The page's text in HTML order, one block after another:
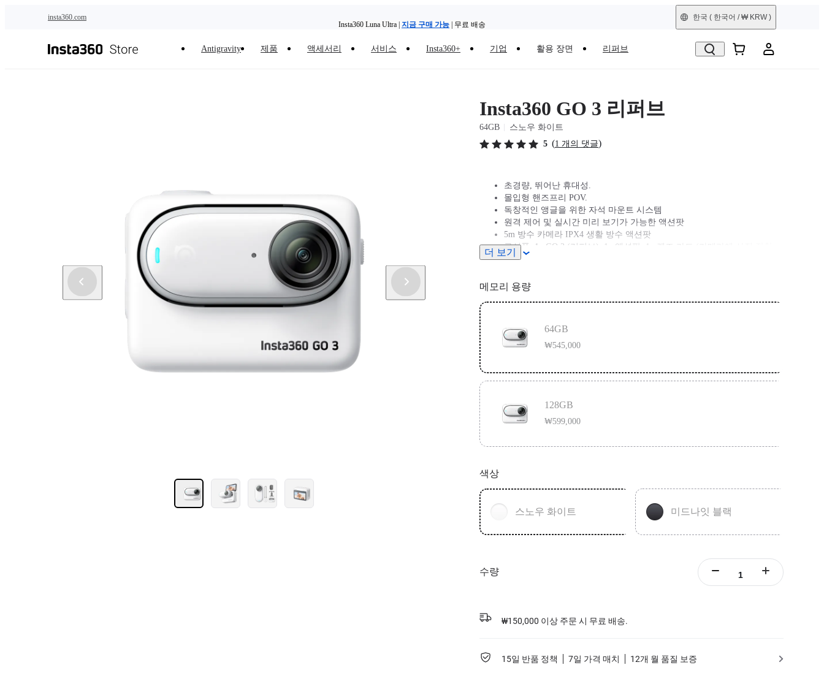
insta360.com
Insta360 Luna Ultra | 지금 구매 가능 | 무료 배송
한국 ( 한국어 / ₩ KRW )
Antigravity 제품 액세서리 서비스 Insta360+ 기업 활용 장면 리퍼브
Insta360 GO 3 리퍼브
64GB
스노우 화이트
5 (1 개의 댓글)
초경량, 뛰어난 휴대성.
몰입형 핸즈프리 POV.
독창적인 앵글을 위한 자석 마운트 시스템
원격 제어 및 실시간 미리 보기가 가능한 액션팟
5m 방수 카메라 IPX4 생활 방수 액션팟
구성품: 1x GO 3 (리퍼브), 1x 액션팟, 1x 렌즈 가드 (카메라에 사전 장착
됨), 1x 자석 펜던트, 1x 피벗 스탠드, 1x 간편 클립.
GO 3를 가슴 부위에 장착하거나 자석 펜던트를 사용하시지 마세요.
더 보기
메모리 용량
64GB
₩545,000
128GB
₩599,000
색상
스노우 화이트 미드나잇 블랙
수량
₩150,000 이상 주문 시 무료 배송.
15일 반품 정책 7일 가격 매치 12개 월 품질 보증